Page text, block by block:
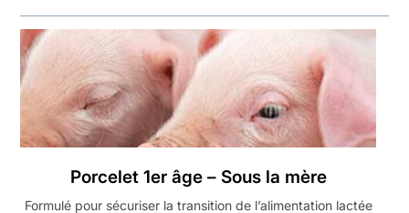
Porcelet 1er âge – Sous la mère
Formulé pour sécuriser la transition de l’alimentation lactée